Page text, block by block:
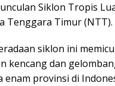
Siklon Tropis
Tenggara Timur (NTT).
siklon ini
kencang dan
enam provinsi di